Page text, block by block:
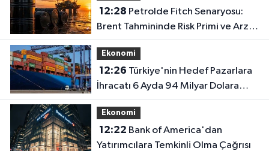
12:28
Brent Tahmininde Risk Primi ve Arz
Dengesi Vurgusu
Ekonomi
12:26
İhracatı 6 Ayda 94 Milyar Dolara
Ulaştı
Ekonomi
12:22
Yatırımcılara Temkinli Olma Çağrısı